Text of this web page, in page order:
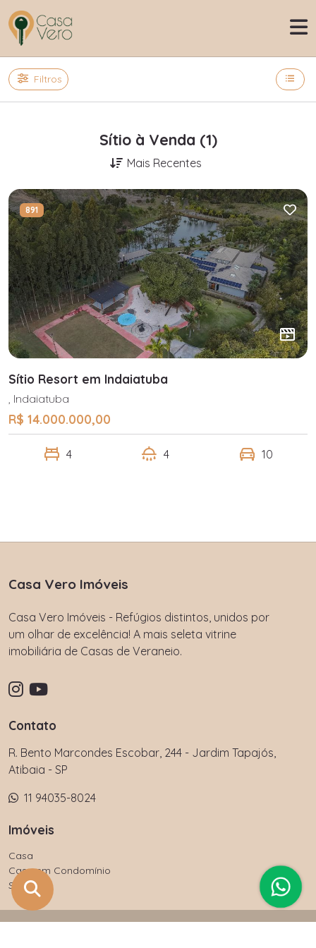
Filtros
Sítio à Venda (1)
Mais Recentes
891
Sítio Resort em Indaiatuba
, Indaiatuba
R$ 14.000.000,00
4 4 10
Casa Vero Imóveis
Casa Vero Imóveis - Refúgios distintos, unidos por
um olhar de excelência! A mais seleta vitrine
imobiliária de Casas de Veraneio.
Contato
R. Bento Marcondes Escobar, 244 - Jardim Tapajós,
Atibaia - SP
11 94035-8024
Imóveis
Casa
Casa em Condomínio
Sítio